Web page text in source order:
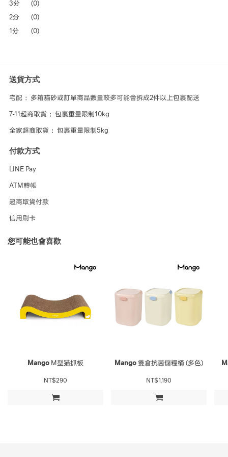
3分
(0)
2分
(0)
1分
(0)
送貨方式
宅配 ：多箱貓砂或訂單商品數量較多可能會拆成2件以上包裹配送
7-11超商取貨 ：包裹重量限制10kg
全家超商取貨 ：包裹重量限制5kg
付款方式
LINE Pay
ATM轉帳
超商取貨付款
信用刷卡
您可能也會喜歡
加入購物車
Mango M型猫抓板
NT$290
加入購物車
Mango雙倉抗菌儲糧桶 (多色)
NT$1,190